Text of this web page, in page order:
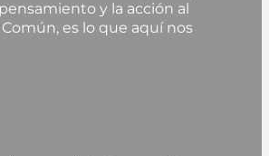
y la acción al
es lo que aquí nos